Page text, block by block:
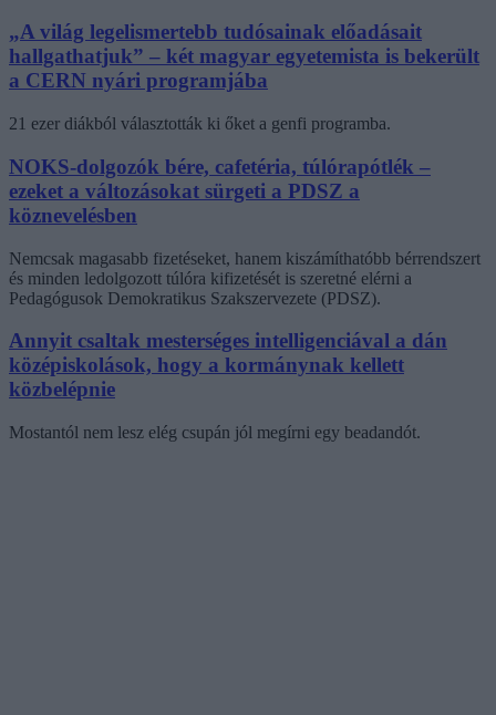
„A világ legelismertebb tudósainak előadásait
hallgathatjuk” – két magyar egyetemista is bekerült
a CERN nyári programjába
21 ezer diákból választották ki őket a genfi programba.
NOKS-dolgozók bére, cafetéria, túlórapótlék –
ezeket a változásokat sürgeti a PDSZ a
köznevelésben
Nemcsak magasabb fizetéseket, hanem kiszámíthatóbb bérrendszert
és minden ledolgozott túlóra kifizetését is szeretné elérni a
Pedagógusok Demokratikus Szakszervezete (PDSZ).
Annyit csaltak mesterséges intelligenciával a dán
középiskolások, hogy a kormánynak kellett
közbelépnie
Mostantól nem lesz elég csupán jól megírni egy beadandót.